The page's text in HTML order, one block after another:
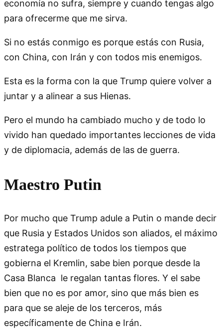
economía no sufra, siempre y cuando tengas algo
para ofrecerme que me sirva.
Si no estás conmigo es porque estás con Rusia,
con China, con Irán y con todos mis enemigos.
Esta es la forma con la que Trump quiere volver a
juntar y a alinear a sus Hienas.
Pero el mundo ha cambiado mucho y de todo lo
vivido han quedado importantes lecciones de vida
y de diplomacia, además de las de guerra.
Maestro Putin
Por mucho que Trump adule a Putin o mande decir
que Rusia y Estados Unidos son aliados, el máximo
estratega político de todos los tiempos que
gobierna el Kremlin, sabe bien porque desde la
Casa Blanca le regalan tantas flores. Y el sabe
bien que no es por amor, sino que más bien es
para que se aleje de los terceros, más
específicamente de China e Irán.